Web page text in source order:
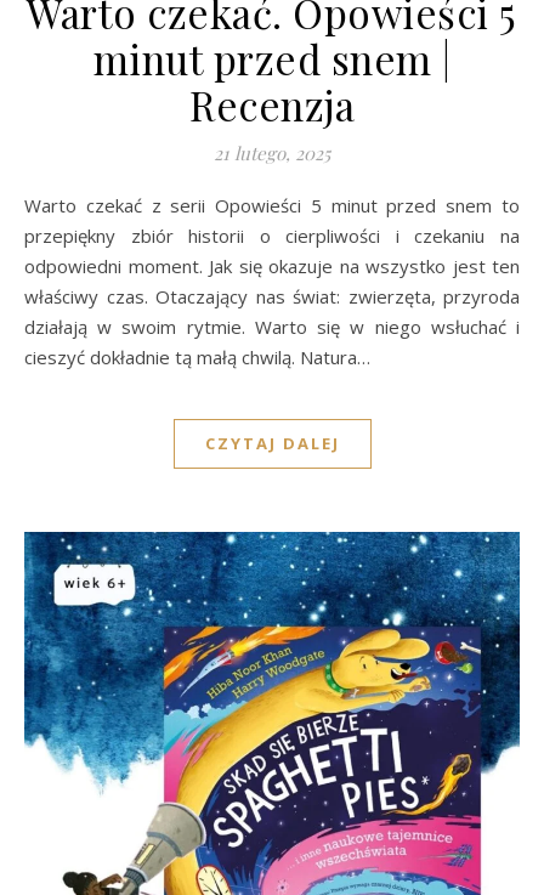
Warto czekać. Opowieści 5
minut przed snem |
Recenzja
21 lutego, 2025
Warto czekać z serii Opowieści 5 minut przed snem to
przepiękny zbiór historii o cierpliwości i czekaniu na
odpowiedni moment. Jak się okazuje na wszystko jest ten
właściwy czas. Otaczający nas świat: zwierzęta, przyroda
działają w swoim rytmie. Warto się w niego wsłuchać i
cieszyć dokładnie tą małą chwilą. Natura…
CZYTAJ DALEJ